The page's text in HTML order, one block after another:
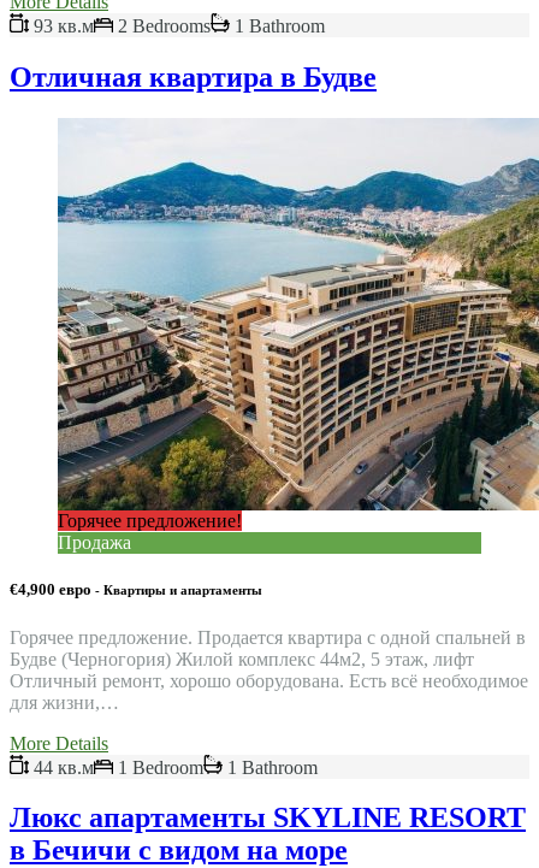
93 кв.м
2 Bedrooms 1 Bathroom
Отличная квартира в Будве
Горячее предложение!
Продажа
€4,900 евро - Квартиры и апартаменты
Горячее предложение. Продается квартира с одной спальней в
Будве (Черногория) Жилой комплекс 44м2, 5 этаж, лифт
Отличный ремонт, хорошо оборудована. Есть всё необходимое
для жизни,…
More Details
44 кв.м
1 Bedroom 1 Bathroom
Люкс апартаменты SKYLINE RESORT
в Бечичи с видом на море